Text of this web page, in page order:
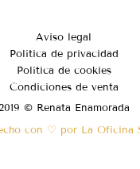
Aviso legal
Política de privacidad
Política de cookies
Condiciones de venta
© Renata Enamorada
con ♡ por La Oficina